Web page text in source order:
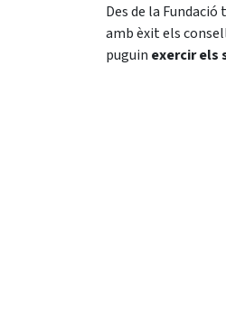
Des de la Fundació
amb èxit els
puguin exercir els